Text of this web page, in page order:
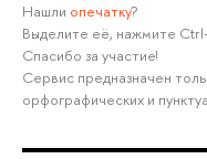
Нашли опечатку?
Выделите её, нажмите
Спасибо за участие!
Сервис предназначен
орфографических и